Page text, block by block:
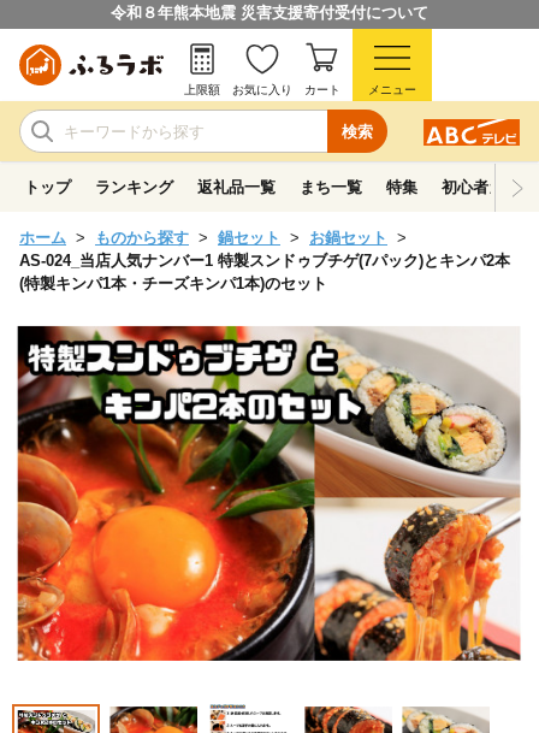
令和８年熊本地震 災害支援寄付受付について
検索
上限額 お気に入り カート メニュー
トップ ランキング 返礼品一覧 まち一覧 特集 初心者ガイド
ホーム ものから探す 鍋セット
お鍋セット
AS-024_当店人気ナンバー1 特製スンドゥブチゲ(7パック)とキンパ2本
(特製キンパ1本・チーズキンパ1本)のセット